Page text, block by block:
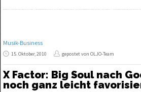
Musik-Business
15. Oktober, 2010 gepostet von OLJO-Team
X Factor: Big Soul nach
noch ganz leicht